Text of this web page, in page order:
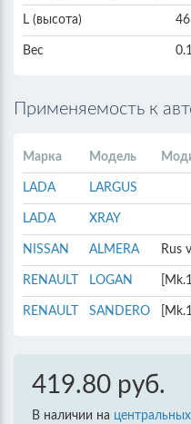
L (высота) 46
Вес
Применяемость к
Марка Модель
LADA LARGUS
LADA XRAY
NISSAN ALMERA Rus
RENAULT LOGAN
RENAULT SANDERO
419.80 руб.
В наличии на